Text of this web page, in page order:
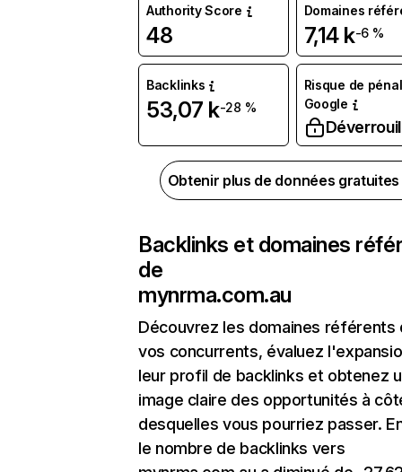
Authority Score
48
Domaines
7,14 k-6 %
Backlinks
53,07 k-28 %
Risque de
Google
Obtenir plus de données
Backlinks et domaines
de
mynrma.com.au
Découvrez les domaines référents
vos concurrents, évaluez
leur profil de backlinks et obtenez
image claire des opportunités à
desquelles vous pourriez passer.
le nombre de backlinks vers